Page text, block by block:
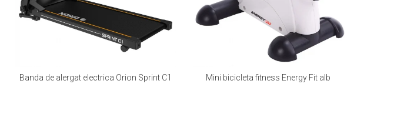
Banda de alergat electrica Orion Sprint C1 Mini bicicleta fitness Energy Fit alb